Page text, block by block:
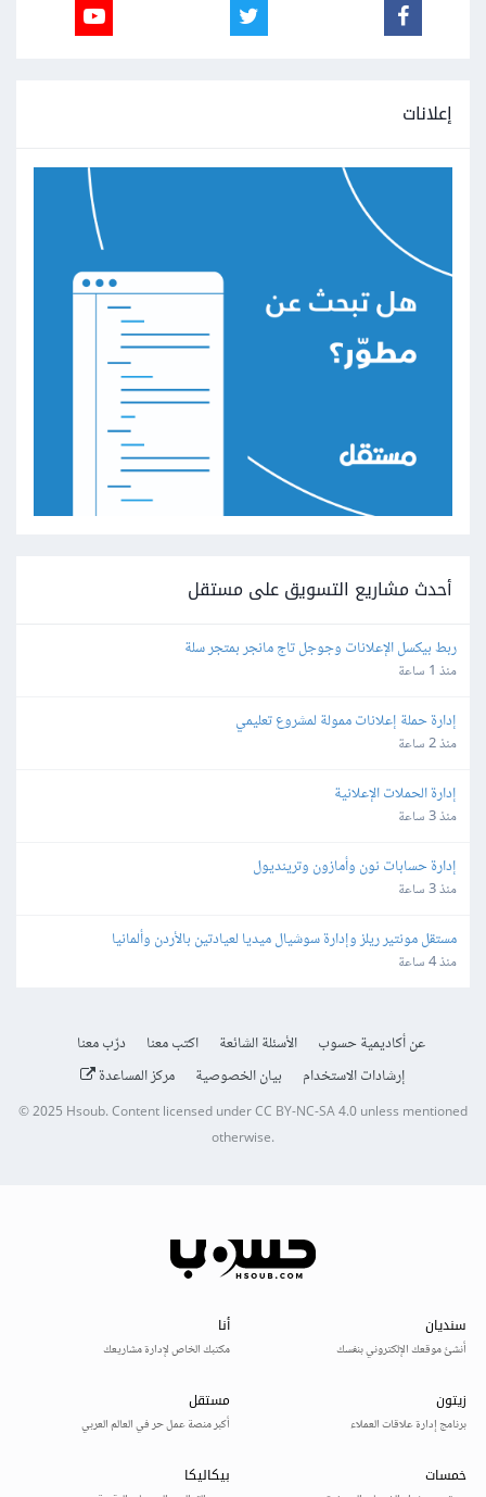
إعلانات
أحدث مشاريع التسويق على مستقل
ربط بيكسل الإعلانات وجوجل تاج مانجر بمتجر سلة
منذ 1 ساعة
إدارة حملة إعلانات ممولة لمشروع تعليمي
منذ 2 ساعة
إدارة الحملات الإعلانية
منذ 3 ساعة
إدارة حسابات نون وأمازون وترينديول
منذ 3 ساعة
مستقل مونتير ريلز وإدارة سوشيال ميديا لعيادتين بالأردن وألمانيا
منذ 4 ساعة
عن أكاديمية حسوب الأسئلة الشائعة اكتب معنا
درّب معنا
إرشادات الاستخدام
بيان الخصوصية مركز المساعدة
© 2025 Hsoub.Content licensed underCC BY-NC-SA 4.0unless mentioned
otherwise.